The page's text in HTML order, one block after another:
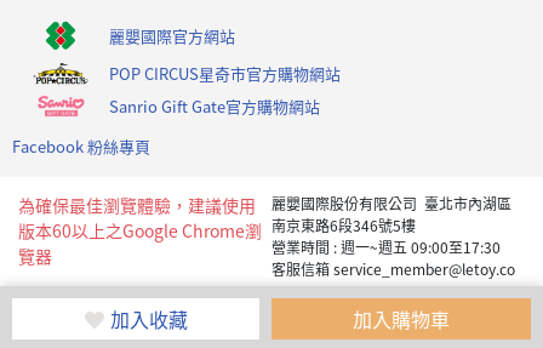
加入收藏 加入購物車
麗嬰國際官方網站
POP CIRCUS星奇市官方購物網站
Sanrio Gift Gate官方購物網站
Facebook 粉絲專頁
為確保最佳瀏覽體驗，建議使用
版本60以上之Google Chrome瀏
覽器
麗嬰國際股份有限公司 臺北市內湖區
南京東路6段346號5樓
營業時間 : 週一~週五 09:00至17:30
客服信箱 service_member@letoy.co
Copyright 2019 麗嬰國際版權所有